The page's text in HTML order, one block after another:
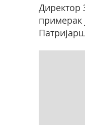
Директор
примерак